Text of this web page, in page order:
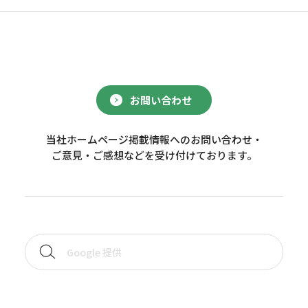
お問い合わせ
当社ホームページ掲載情報へのお問い合わせ・
ご意見・ご感想などを受け付けております。